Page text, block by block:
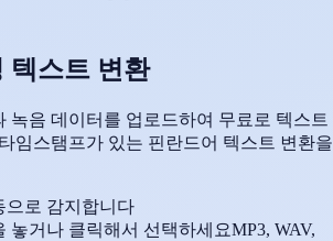
텍스트 변환
녹음 데이터를 업로드하여 무료로 텍스트
임스탬프가 있는 핀란드어 텍스트 변환을
으로 감지합니다
놓거나 클릭해서 선택하세요MP3, WAV,